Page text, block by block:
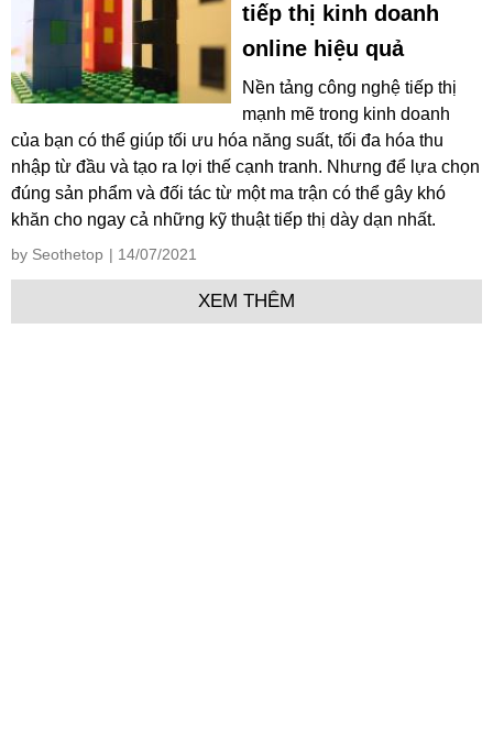
tiếp thị kinh doanh
online hiệu quả
Nền tảng công nghệ tiếp thị
mạnh mẽ trong kinh doanh
của bạn có thể giúp tối ưu hóa năng suất, tối đa hóa thu
nhập từ đầu và tạo ra lợi thế cạnh tranh. Nhưng để lựa chọn
đúng sản phẩm và đối tác từ một ma trận có thể gây khó
khăn cho ngay cả những kỹ thuật tiếp thị dày dạn nhất.
by Seothetop | 14/07/2021
XEM THÊM